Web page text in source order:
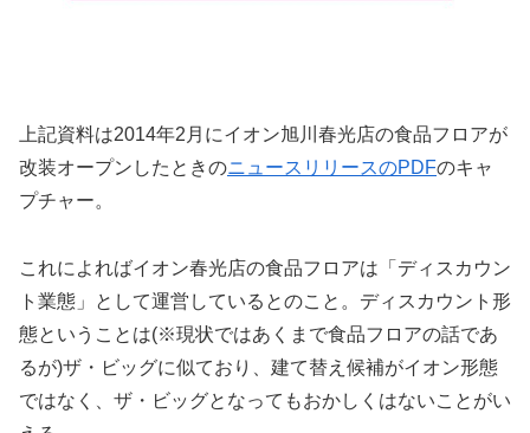
上記資料は2014年2月にイオン旭川春光店の食品フロアが
改装オープンしたときのニュースリリースのPDFのキャ
プチャー。
これによればイオン春光店の食品フロアは「ディスカウン
ト業態」として運営しているとのこと。ディスカウント形
態ということは(※現状ではあくまで食品フロアの話であ
るが)ザ・ビッグに似ており、建て替え候補がイオン形態
ではなく、ザ・ビッグとなってもおかしくはないことがい